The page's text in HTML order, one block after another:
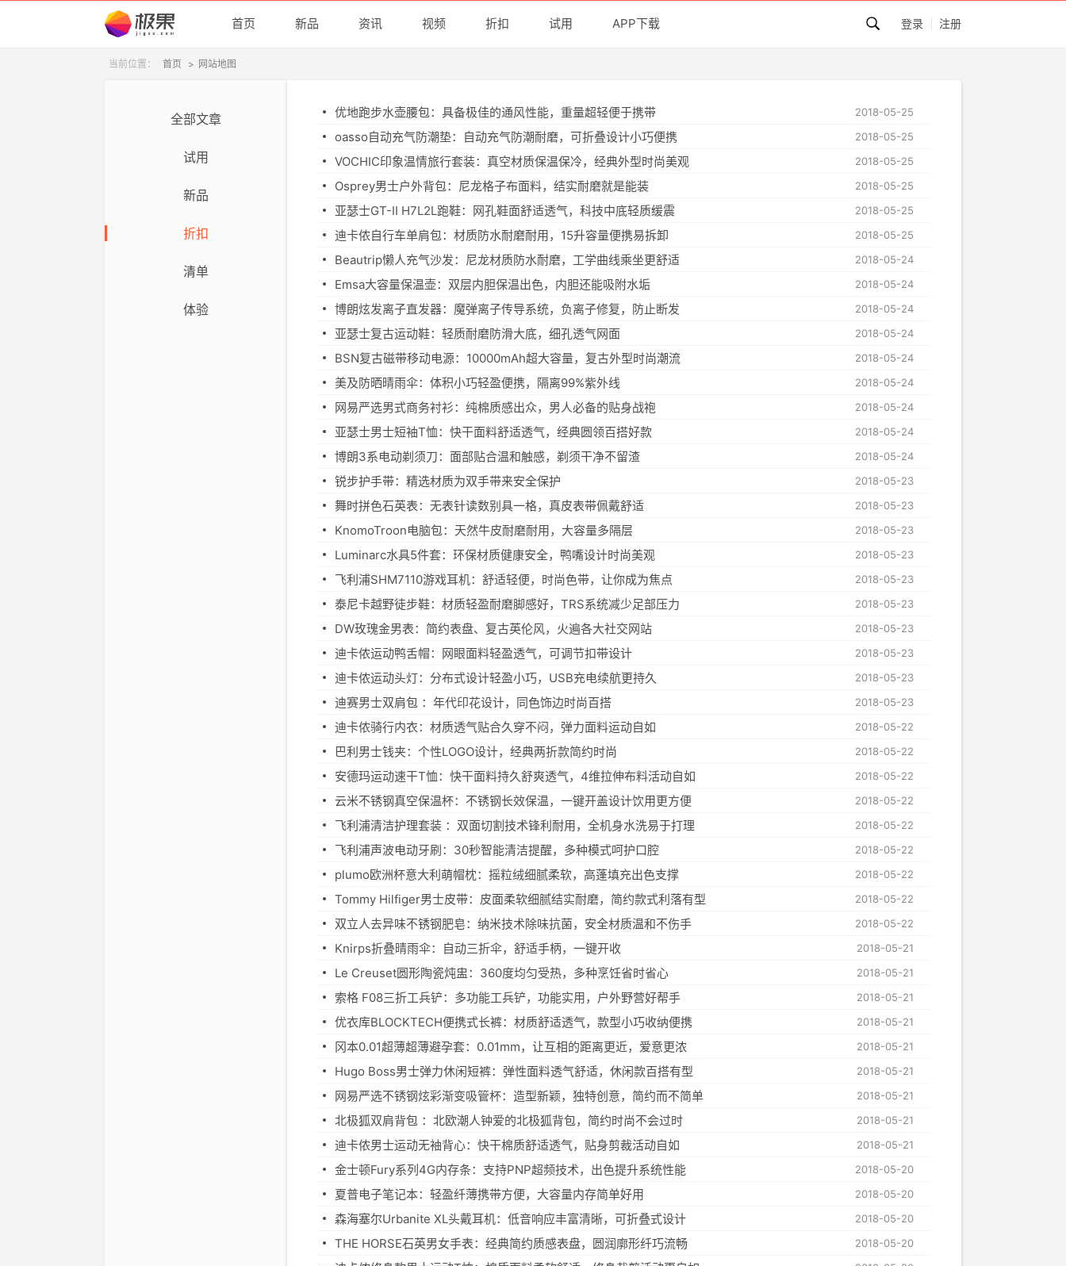
首页 新品 资讯 视频 折扣 试用 APP下载 登录 注册
当前位置： 首页 > 网站地图
全部文章
试用
新品
折扣
清单
体验
优地跑步水壶腰包：具备极佳的通风性能，重量超轻便于携带 2018-05-25
oasso自动充气防潮垫：自动充气防潮耐磨，可折叠设计小巧便携 2018-05-25
VOCHIC印象温情旅行套装：真空材质保温保冷，经典外型时尚美观 2018-05-25
Osprey男士户外背包：尼龙格子布面料，结实耐磨就是能装 2018-05-25
亚瑟士GT-II H7L2L跑鞋：网孔鞋面舒适透气，科技中底轻质缓震 2018-05-25
迪卡侬自行车单肩包：材质防水耐磨耐用，15升容量便携易拆卸 2018-05-25
Beautrip懒人充气沙发：尼龙材质防水耐磨，工学曲线乘坐更舒适 2018-05-24
Emsa大容量保温壶：双层内胆保温出色，内胆还能吸附水垢 2018-05-24
博朗炫发离子直发器：魔弹离子传导系统，负离子修复，防止断发 2018-05-24
亚瑟士复古运动鞋：轻质耐磨防滑大底，细孔透气网面 2018-05-24
BSN复古磁带移动电源：10000mAh超大容量，复古外型时尚潮流 2018-05-24
美及防晒晴雨伞：体积小巧轻盈便携，隔离99%紫外线 2018-05-24
网易严选男式商务衬衫：纯棉质感出众，男人必备的贴身战袍 2018-05-24
亚瑟士男士短袖T恤：快干面料舒适透气，经典圆领百搭好款 2018-05-24
博朗3系电动剃须刀：面部贴合温和触感，剃须干净不留渣 2018-05-24
锐步护手带：精选材质为双手带来安全保护 2018-05-23
舞时拼色石英表：无表针读数别具一格，真皮表带佩戴舒适 2018-05-23
KnomoTroon电脑包：天然牛皮耐磨耐用，大容量多隔层 2018-05-23
Luminarc水具5件套：环保材质健康安全，鸭嘴设计时尚美观 2018-05-23
飞利浦SHM7110游戏耳机：舒适轻便，时尚色带，让你成为焦点 2018-05-23
泰尼卡越野徒步鞋：材质轻盈耐磨脚感好，TRS系统减少足部压力 2018-05-23
DW玫瑰金男表：简约表盘、复古英伦风，火遍各大社交网站 2018-05-23
迪卡侬运动鸭舌帽：网眼面料轻盈透气，可调节扣带设计 2018-05-23
迪卡侬运动头灯：分布式设计轻盈小巧，USB充电续航更持久 2018-05-23
迪赛男士双肩包 ：年代印花设计，同色饰边时尚百搭 2018-05-23
迪卡侬骑行内衣：材质透气贴合久穿不闷，弹力面料运动自如 2018-05-22
巴利男士钱夹：个性LOGO设计，经典两折款简约时尚 2018-05-22
安德玛运动速干T恤：快干面料持久舒爽透气，4维拉伸布料活动自如 2018-05-22
云米不锈钢真空保温杯：不锈钢长效保温，一键开盖设计饮用更方便 2018-05-22
飞利浦清洁护理套装 ：双面切割技术锋利耐用，全机身水洗易于打理 2018-05-22
飞利浦声波电动牙刷：30秒智能清洁提醒，多种模式呵护口腔 2018-05-22
plumo欧洲杯意大利萌帽枕：摇粒绒细腻柔软，高蓬填充出色支撑 2018-05-22
Tommy Hilfiger男士皮带：皮面柔软细腻结实耐磨，简约款式利落有型 2018-05-22
双立人去异味不锈钢肥皂：纳米技术除味抗菌，安全材质温和不伤手 2018-05-22
Knirps折叠晴雨伞：自动三折伞，舒适手柄，一键开收 2018-05-21
Le Creuset圆形陶瓷炖盅：360度均匀受热，多种烹饪省时省心 2018-05-21
索格 F08三折工兵铲：多功能工兵铲，功能实用，户外野营好帮手 2018-05-21
优衣库BLOCKTECH便携式长裤：材质舒适透气，款型小巧收纳便携 2018-05-21
冈本0.01超薄超薄避孕套：0.01mm，让互相的距离更近，爱意更浓 2018-05-21
Hugo Boss男士弹力休闲短裤：弹性面料透气舒适，休闲款百搭有型 2018-05-21
网易严选不锈钢炫彩渐变吸管杯：造型新颖，独特创意，简约而不简单 2018-05-21
北极狐双肩背包 ：北欧潮人钟爱的北极狐背包，简约时尚不会过时 2018-05-21
迪卡侬男士运动无袖背心：快干棉质舒适透气，贴身剪裁活动自如 2018-05-21
金士顿Fury系列4G内存条：支持PNP超频技术，出色提升系统性能 2018-05-20
夏普电子笔记本：轻盈纤薄携带方便，大容量内存简单好用 2018-05-20
森海塞尔Urbanite XL头戴耳机：低音响应丰富清晰，可折叠式设计 2018-05-20
THE HORSE石英男女手表：经典简约质感表盘，圆润廓形纤巧流畅 2018-05-20